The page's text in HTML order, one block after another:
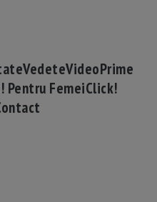
VedeteVideoPrime
Pentru FemeiClick!